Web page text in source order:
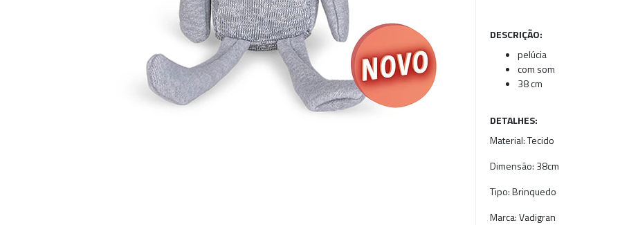
DESCRIÇÃO:
pelúcia
com som
38 cm
DETALHES:
Material:Tecido
Dimensão: 38cm
Tipo:Brinquedo
Marca:Vadigran